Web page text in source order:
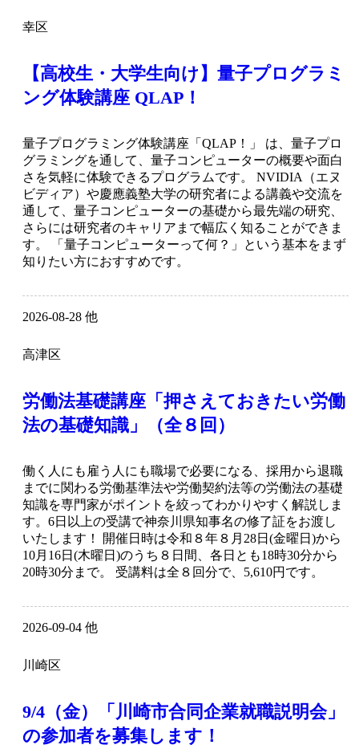
幸区
【高校生・大学生向け】量子プログラミ
ング体験講座 QLAP！
量子プログラミング体験講座「QLAP！」 は、量子プロ
グラミングを通して、量子コンピューターの概要や面白
さを気軽に体験できるプログラムです。 NVIDIA（エヌ
ビディア）や慶應義塾大学の研究者による講義や交流を
通して、量子コンピューターの基礎から最先端の研究、
さらには研究者のキャリアまで幅広く知ることができま
す。 「量子コンピューターって何？」という基本をまず
知りたい方におすすめです。
2026-08-28 他
高津区
労働法基礎講座「押さえておきたい労働
法の基礎知識」（全８回）
働く人にも雇う人にも職場で必要になる、採用から退職
までに関わる労働基準法や労働契約法等の労働法の基礎
知識を専門家がポイントを絞ってわかりやすく解説しま
す。6日以上の受講で神奈川県知事名の修了証をお渡し
いたします！ 開催日時は令和８年８月28日(金曜日)から
10月16日(木曜日)のうち８日間、各日とも18時30分から
20時30分まで。 受講料は全８回分で、5,610円です。
2026-09-04 他
川崎区
9/4（金）「川崎市合同企業就職説明会」
の参加者を募集します！